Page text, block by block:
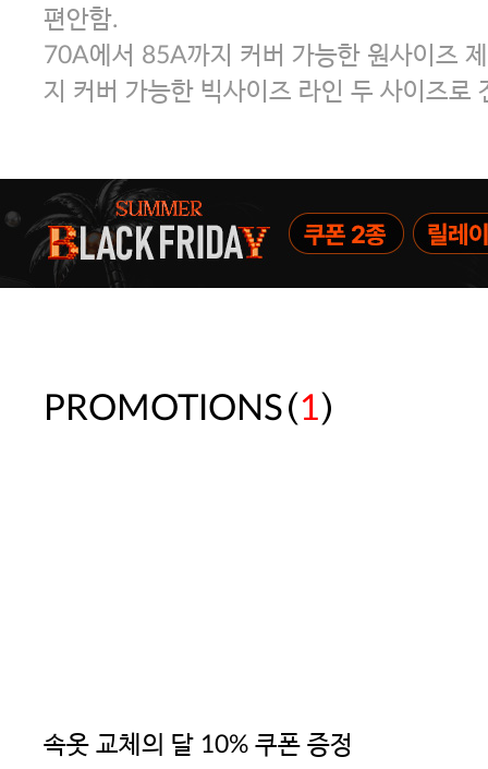
편안함.
70A에서 85A까지 커버 가능한 원사이즈
지 커버 가능한 빅사이즈 라인 두 사이즈로
PROMOTIONS(1)
속옷 교체의 달 10% 쿠폰 증정